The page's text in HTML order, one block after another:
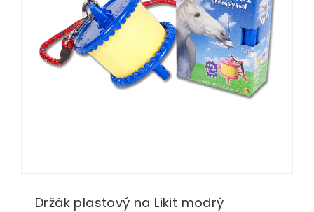
Držák plastový na Likit modrý